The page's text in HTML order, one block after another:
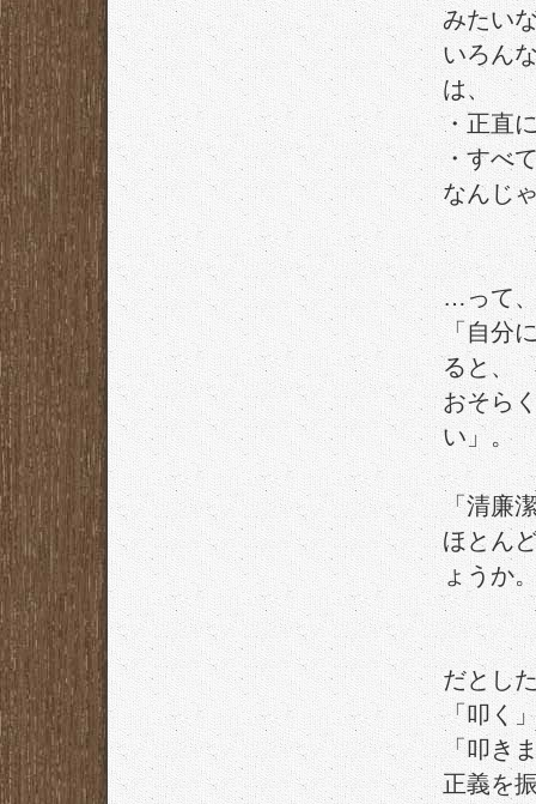
みたい
いろん
は、
・正直
・すべ
なんじ
…って
「自分
ると、
おそら
い」。
「清廉
ほとん
ょうか
だとし
「叩く
「叩き
正義を